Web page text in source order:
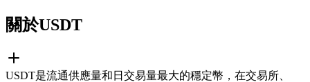
關於USDT
USDT是流通供應量和日交易量最大的穩定幣，在交易所、